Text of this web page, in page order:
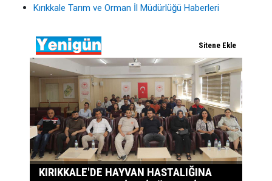
Kırıkkale Tarım ve Orman İl Müdürlüğü Haberleri